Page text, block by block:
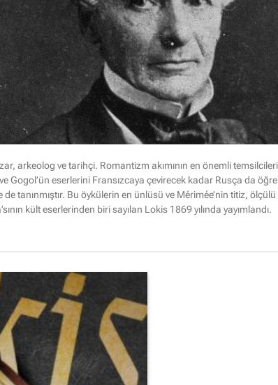
arkeolog ve tarihçi. Romantizm akımının en önemli
Gogol’ün eserlerini Fransızcaya çevirecek kadar Rusça da
tanınmıştır. Bu öykülerin en ünlüsü ve Mérimée’nin titiz, ölçülü
kült eserlerinden biri sayılan Lokis 1869 yılında yayımlandı.